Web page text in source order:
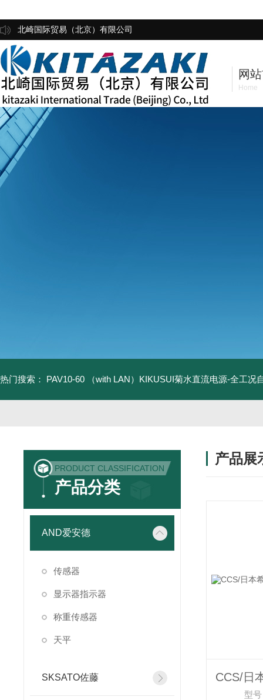
北崎国际贸易（北京）有限公司
网
Home
热门搜索： PAV10-60 （with LAN）KIKUSUI菊水直流电源-全工况
PRODUCT CLASSIFICATION
产品分类
AND爱安德
传感器
显示器指示器
称重传感器
天平
SKSATO佐藤
产品展
型